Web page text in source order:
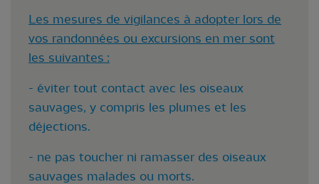
Les mesures de vigilances à adopter lors de
vos randonnées ou excursions en mer sont
les suivantes :
- éviter tout contact avec les oiseaux
sauvages, y compris les plumes et les
déjections.
- ne pas toucher ni ramasser des oiseaux
sauvages malades ou morts.